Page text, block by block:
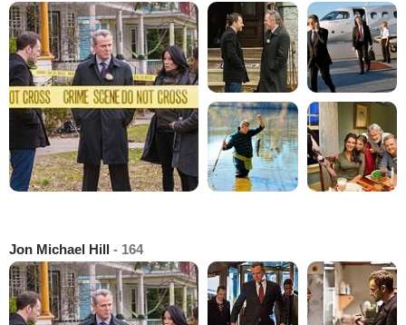
Jon Michael Hill - 164